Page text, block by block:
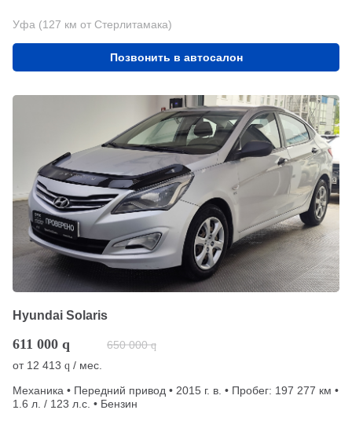
Уфа (127 км от Стерлитамака)
Позвонить в автосалон
Hyundai Solaris
611 000 q 650 000 q
от 12 413 q / мес.
Механика • Передний привод • 2015 г. в. • Пробег: 197 277 км •
1.6 л. / 123 л.с. • Бензин